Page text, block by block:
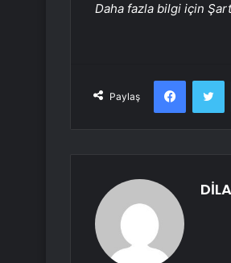
Daha fazla bilgi için
Paylaş